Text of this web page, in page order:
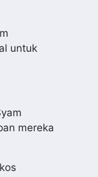
untuk
mereka